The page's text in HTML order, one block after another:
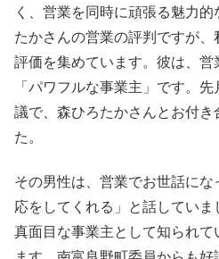
く、営業を同時に頑張る魅力
たかさんの営業の評判ですが
評価を集めています。彼は、営
「パワフルな事業主」です。
議で、森ひろたかさんとお付
た。
その男性は、営業でお世話に
応をしてくれる」と話していま
真面目な事業主として知られ